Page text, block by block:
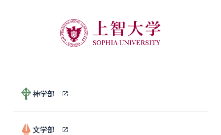
神学部
文学部